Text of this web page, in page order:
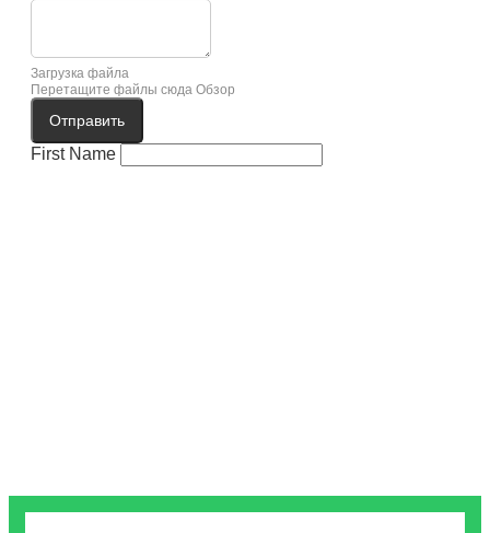
Загрузка файла
Перетащите файлы сюда Обзор
Отправить
First Name